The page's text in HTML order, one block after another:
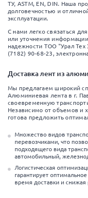
ТУ, ASTM, EN, DIN. Наша
долговечностью и
эксплуатации.
С нами легко связаться
или уточнения
надежности ТОО "Урал
(7182) 90-68-23,
Доставка лент из
Мы предлагаем широкий
Алюминиевая лента в г.
своевременную
Независимо от объемов и
готова предложить
Множество видов
перевозчиками, что
подходящего вида
автомобильный,
Логистическая
гарантирует
время доставки и снижая